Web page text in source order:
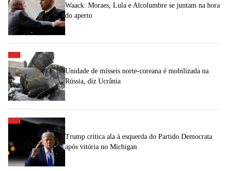
Waack: Moraes, Lula e Alcolumbre se juntam na hora
do aperto
Unidade de mísseis norte-coreana é mobilizada na
Rússia, diz Ucrânia
Trump critica ala à esquerda do Partido Democrata
após vitória no Michigan